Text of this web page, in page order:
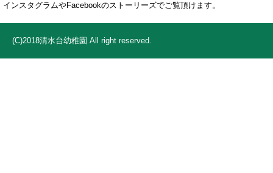
インスタグラムやFacebookのストーリーズでご覧頂けます。
(C)2018清水台幼稚園 All right reserved.